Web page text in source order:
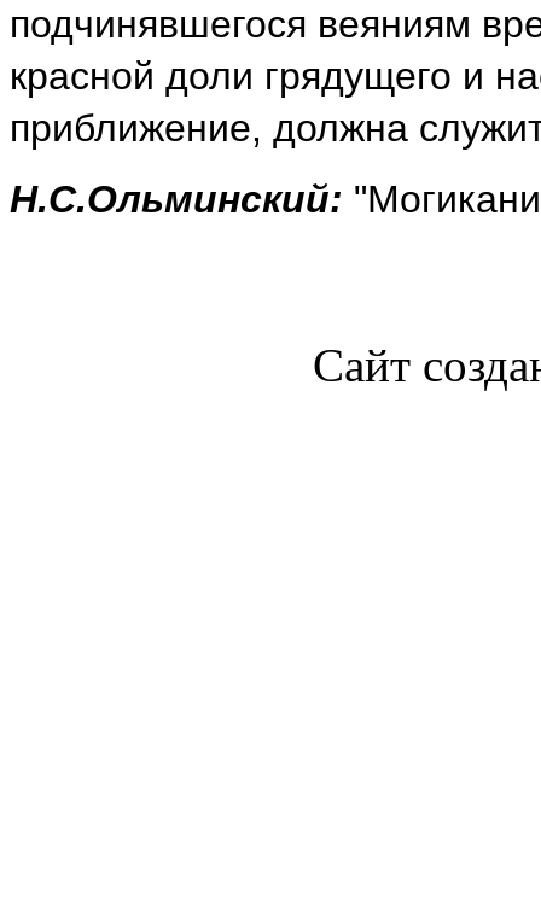
подчинявшегося веяниям
красной доли грядущего и
приближение, должна
Н.С.Ольминский:
Сайт